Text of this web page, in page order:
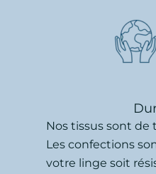
Nos tissus sont de
Les confections
votre linge soit